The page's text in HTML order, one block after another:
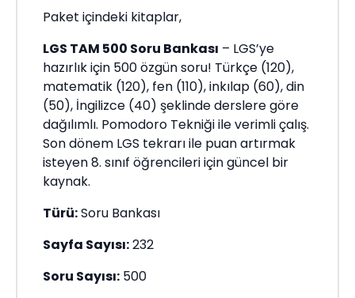
Paket içindeki kitaplar,
LGS TAM 500 Soru Bankası – LGS’ye
hazırlık için 500 özgün soru! Türkçe (120),
matematik (120), fen (110), inkılap (60), din
(50), İngilizce (40) şeklinde derslere göre
dağılımlı. Pomodoro Tekniği ile verimli çalış.
Son dönem LGS tekrarı ile puan artırmak
isteyen 8. sınıf öğrencileri için güncel bir
kaynak.
Türü:Soru Bankası
Sayfa Sayısı:232
Soru Sayısı: 500